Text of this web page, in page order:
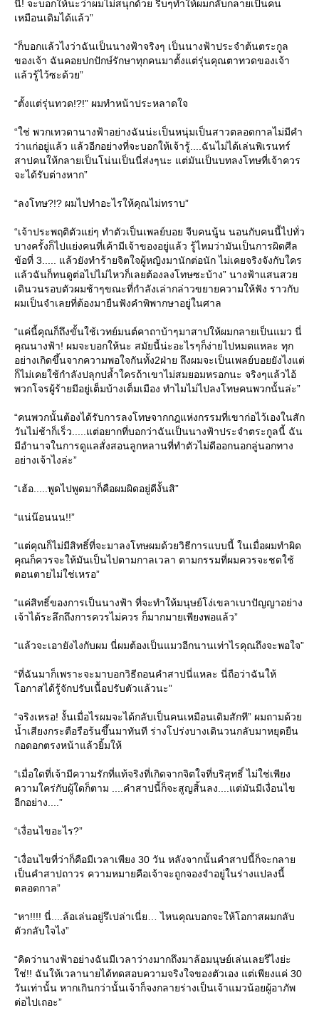
นี้! จะบอกให้นะว่าผมไม่สนุกด้วย รีบๆทำให้ผมกลับกลายเป็นคน
เหมือนเดิมได้แล้ว”
“ก็บอกแล้วไงว่าฉันเป็นนางฟ้าจริงๆ เป็นนางฟ้าประจำต้นตระกูล
ของเจ้า ฉันคอยปกปักษ์รักษาทุกคนมาตั้งแต่รุ่นคุณตาทวดของเจ้า
ล้วรู้ไว้ซะด้วย”
“ตั้งแต่รุ่นทวด!?!” ผมทำหน้าประหลาดใจ
“ใช่ พวกเทวดานางฟ้าอย่างฉันน่ะเป็นหนุ่มเป็นสาวตลอดกาลไม่มีคำ
ว่าแก่อยู่แล้ว แล้วอีกอย่างที่จะบอกให้เจ้ารู้....ฉันไม่ได้เล่นพิเรนทร์
สาปคนให้กลายเป็นโน่นเป็นนี่ส่งๆนะ แต่มันเป็นบทลงโทษที่เจ้าควร
จะได้รับต่างหาก”
“ลงโทษ?!? ผมไปทำอะไรให้คุณไม่ทราบ”
“เจ้าประพฤติตัวแย่ๆ ทำตัวเป็นเพลย์บอย จีบคนนู้น นอนกับคนนี้ไปทั่ว
บางครั้งก็ไปแย่งคนที่เค้ามีเจ้าของอยู่แล้ว รู้ไหมว่ามันเป็นการผิดศีล
ข้อที่ 3..... แล้วยังทำร้ายจิตใจผู้หญิงมานักต่อนัก ไม่เคยจริงจังกับใคร
ล้วฉันก็ทนดูต่อไปไม่ไหวก็เลยต้องลงโทษซะบ้าง” นางฟ้าแสนสว
เดินวนรอบตัวผมช้าๆขณะที่กำลังเล่ากล่าวขยายความให้ฟัง ราวกับ
ผมเป็นจำเลยที่ต้องมายืนฟังคำพิพากษาอยู่ในศาล
“แค่นี้คุณก็ถึงขั้นใช้เวทย์มนต์คาถาบ้าๆมาสาปให้ผมกลายเป็นแมว นี่
คุณนางฟ้า! ผมจะบอกให้นะ สมัยนี้น่ะอะไรๆก็ง่ายไปหมดแหละ ทุก
อย่างเกิดขึ้นจากความพอใจกันทั้ง2ฝ่าย ถึงผมจะเป็นเพลย์บอยยังไงแต่
ก็ไม่เคยใช้กำลังปลุกปล้ำใครถ้าเขาไม่สมยอมหรอกนะ จริงๆแล้วไอ้
พวกโจรผู้ร้ายมีอยู่เต็มบ้างเต็มเมือง ทำไมไม่ไปลงโทษคนพวกนั้นล่ะ”
“คนพวกนั้นต้องได้รับการลงโทษจากกฎแห่งกรรมที่เขาก่อไว้เองในสัก
วันไม่ช้าก็เร็ว.....แต่อยากที่บอกว่าฉันเป็นนางฟ้าประจำตระกูลนี้ ฉัน
มีอำนาจในการดูแลสั่งสอนลูกหลานที่ทำตัวไม่ดีออกนอกลู่นอกทาง
อย่างเจ้าไงล่ะ”
“เฮ้อ.....พูดไปพูดมาก็คือผมผิดอยู่ดีงั้นสิ”
“แน่น๊อนนน!!”
“แต่คุณก็ไม่มีสิทธิ์ที่จะมาลงโทษผมด้วยวิธีการแบบนี้ ในเมื่อผมทำผิด
คุณก็ควรจะให้มันเป็นไปตามกาลเวลา ตามกรรมที่ผมควรจะชดใช้
ตอนตายไม่ใช่เหรอ”
“แค่สิทธิ์ของการเป็นนางฟ้า ที่จะทำให้มนุษย์โง่เขลาเบาปัญญาอย่าง
เจ้าได้ระลึกถึงการควรไม่ควร ก็มากมายเพียงพอแล้ว”
“แล้วจะเอายังไงกับผม นี่ผมต้องเป็นแมวอีกนานเท่าไรคุณถึงจะพอใจ”
“ที่ฉันมาก็เพราะจะมาบอกวิธีถอนคำสาปนี่แหละ นี่ถือว่าฉันให้
อกาสได้รู้จักปรับเนื้อปรับตัวแล้วนะ”
“จริงเหรอ! งั้นเมื่อไรผมจะได้กลับเป็นคนเหมือนเดิมสักที” ผมถามด้ว
น้ำเสียงกระตือรือร้นขึ้นมาทันที ร่างโปร่งบางเดินวนกลับมาหยุดยืน
กอดอกตรงหน้าแล้วยิ้มให้
“เมื่อใดที่เจ้ามีความรักที่แท้จริงที่เกิดจากจิตใจที่บริสุทธิ์ ไม่ใช่เพียง
ความใคร่กับผู้ใดก็ตาม ....คำสาปนี้ก็จะสูญสิ้นลง....แต่มันมีเงื่อนไข
อีกอย่าง....”
“เงื่อนไขอะไร?”
“เงื่อนไขที่ว่าก็คือมีเวลาเพียง 30 วัน หลังจากนั้นคำสาปนี้ก็จะกลา
เป็นคำสาปถาวร ความหมายคือเจ้าจะถูกจองจำอยู่ในร่างแปลงนี้
ตลอดกาล”
“หา!!!! นี่....ล้อเล่นอยู่รึเปล่าเนี่ย… ไหนคุณบอกจะให้โอกาสผมกลับ
ตัวกลับใจไง”
“คิดว่านางฟ้าอย่างฉันมีเวลาว่างมากถึงมาล้อมนุษย์เล่นเลยรึไงย่ะ
ช่!! ฉันให้เวลานายได้ทดสอบความจริงใจของตัวเอง แต่เพียงแค่ 30
วันเท่านั้น หากเกินกว่านั้นเจ้าก็จงกลายร่างเป็นเจ้าแมวน้อยผู้อาภัพ
ต่อไปเถอะ”